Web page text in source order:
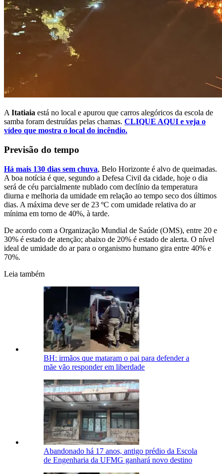
A Itatiaia está no local e apurou que carros alegóricos da escola de
samba foram destruídas pelas chamas. CLIQUE AQUI e veja o
vídeo que mostra o local do incêndio.
Previsão do tempo
Há mais 130 dias sem chuva, Belo Horizonte é alvo de queimadas.
A boa notícia é que, segundo a Defesa Civil da cidade, hoje o dia
será de céu parcialmente nublado com declínio da temperatura
diurna e melhoria da umidade em relação ao tempo seco dos últimos
dias. A máxima deve ser de 23 ºC com umidade relativa do ar
mínima em torno de 40%, à tarde.
De acordo com a Organização Mundial de Saúde (OMS), entre 20 e
30% é estado de atenção; abaixo de 20% é estado de alerta. O nível
ideal de umidade do ar para o organismo humano gira entre 40% e
70%.
Leia também
BH: irmãos que mataram o pai para defender a
mãe vão responder em liberdade
Abandonado há 17 anos, antigo prédio da Escola
de Engenharia da UFMG ganhará novo destino